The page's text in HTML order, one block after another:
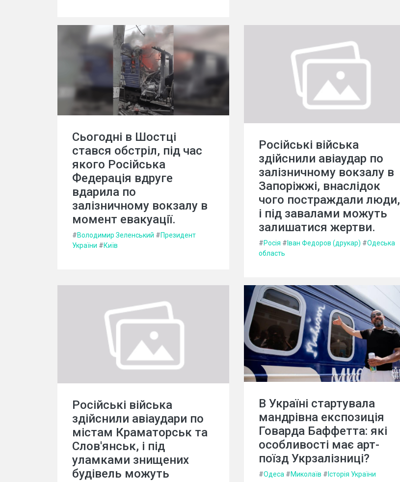
Сьогодні в Шостці
стався обстріл, під час
якого Російська
Федерація вдруге
вдарила по
залізничному вокзалу в
момент евакуації.
#Володимир Зеленський #Президент
України #Київ
Російські війська
здійснили авіаудар по
залізничному вокзалу в
Запоріжжі, внаслідок
чого постраждали люди,
і під завалами можуть
залишатися жертви.
#Росія # Іван Федоров (друкар) #Одеська
область
Російські війська
здійснили авіаудари по
містам Краматорськ та
Слов'янськ, і під
уламками знищених
будівель можуть
В Україні стартувала
мандрівна експозиція
Говарда Баффетта: які
особливості має арт-
поїзд Укрзалізниці?
#Одеса #Миколаїв # Історія України